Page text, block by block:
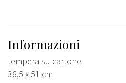
Informazioni
tempera su cartone
36,5 x 51 cm